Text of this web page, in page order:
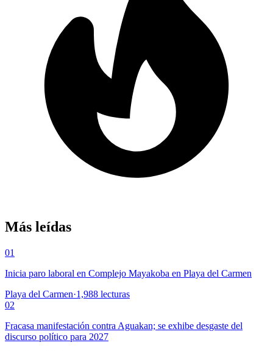
Más leídas
01
Inicia paro laboral en Complejo Mayakoba en Playa del Carmen
Playa del Carmen·1,988 lecturas
02
Fracasa manifestación contra Aguakan; se exhibe desgaste del
discurso político para 2027